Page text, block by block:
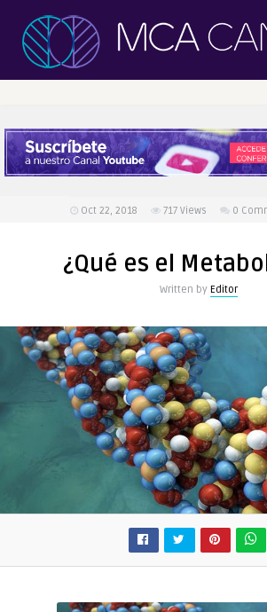
Oct 22, 2018 717 Views 0
¿Qué es el
Written by Editor